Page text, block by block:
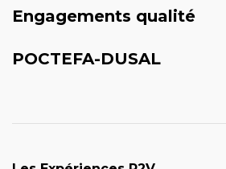
Engagements qualité
POCTEFA-DUSAL